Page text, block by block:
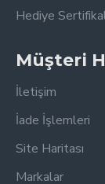
Hediye
Müşteri
İletişim
İade İşlemleri
Site Haritası
Markalar